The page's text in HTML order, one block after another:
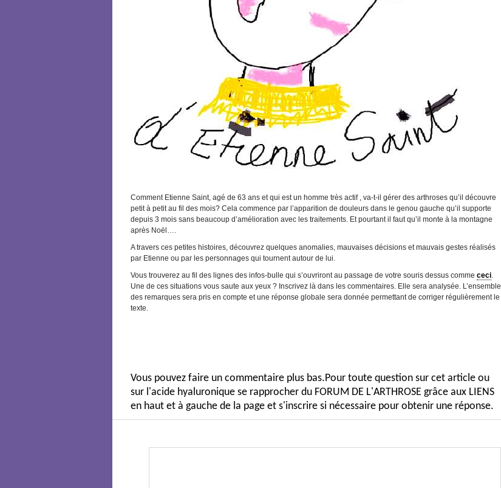
Comment Etienne Saint, agé de 63 ans et qui est un homme très actif , va-t-il gérer des arthroses qu’il découvre
petit à petit au fil des mois? Cela commence par l’apparition de douleurs dans le genou gauche qu’il supporte
depuis 3 mois sans beaucoup d’amélioration avec les traitements. Et pourtant il faut qu’il monte à la montagne
après Noël….
A travers ces petites histoires, découvrez quelques anomalies, mauvaises décisions et mauvais gestes réalisés
par Etienne ou par les personnages qui tournent autour de lui.
Vous trouverez au fil des lignes des infos-bulle qui s’ouvriront au passage de votre souris dessus comme ceci.
Une de ces situations vous saute aux yeux ? Inscrivez là dans les commentaires. Elle sera analysée. L’ensemble
des remarques sera pris en compte et une réponse globale sera donnée permettant de corriger régulièrement le
texte.
Vous pouvez faire un commentaire plus bas.Pour toute question sur cet article ou
sur l'acide hyaluronique se rapprocher du FORUM DE L'ARTHROSE grâce aux LIENS
en haut et à gauche de la page et s'inscrire si nécessaire pour obtenir une réponse.